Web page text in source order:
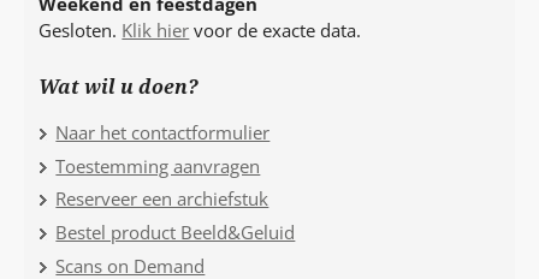
Gesloten. Klik hier voor de exacte data.
Wat wil u doen?
Naar het contactformulier
Toestemming aanvragen
Reserveer een archiefstuk
Bestel product Beeld&Geluid
Scans on Demand